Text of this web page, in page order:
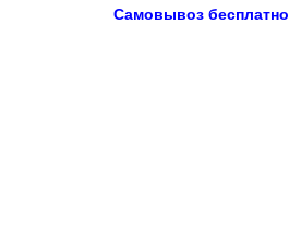
Самовывоз бесплатно